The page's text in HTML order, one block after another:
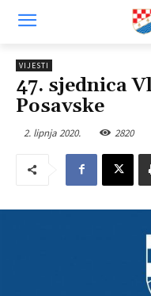
VIJESTI
47. sjednica
Posavske
2. lipnja 2020. 2820